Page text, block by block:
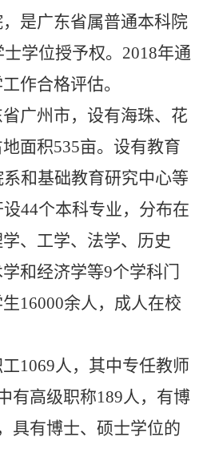
是广东省属普通本科院
学位授予权。 2018年通
作合格评估。
广州市，设有海珠、花
面积535亩。设有教育
和基础教育研究中心等
44个本科专业，分布在
、工学、法学、历史
和经济学等9个学科门
16000余人，成人在校
1069人，其中专任教师
有高级职称189人，有博
具有博士、硕士学位的